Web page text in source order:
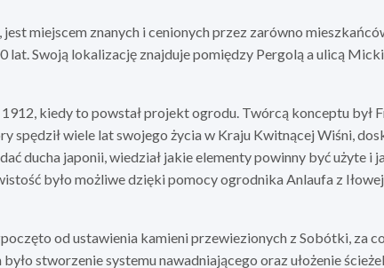
miejscem znanych i cenionych przez zarówno
lat. Swoją lokalizację znajduje pomiędzy Pergolą a ulicą
kiedy to powstał projekt ogrodu. Twórcą konceptu był
spędził wiele lat swojego życia w Kraju Kwitnącej Wiśni,
ducha japonii, wiedział jakie elementy powinny być użyte i
było możliwe dzięki pomocy ogrodnika Anlaufa z
od ustawienia kamieni przewiezionych z Sobótki, za co
stworzenie systemu nawadniającego oraz ułożenie